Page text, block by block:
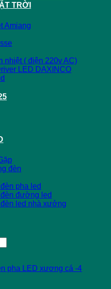
TRỜI
Amiang
nhiệt ( điện 220v AC)
LED DAXINCO
đèn
pha led
đường led
led nhà xưởng
pha LED xương cá -4